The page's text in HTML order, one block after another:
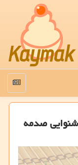
منو
صدمه